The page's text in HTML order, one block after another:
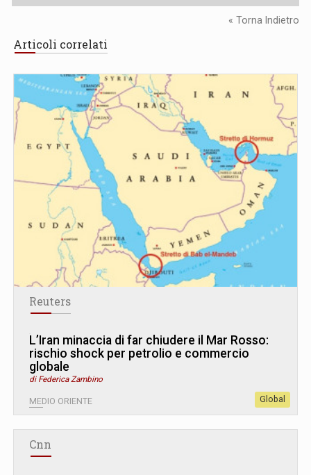
« Torna Indietro
Articoli correlati
Reuters
L’Iran minaccia di far chiudere il Mar Rosso:
rischio shock per petrolio e commercio
globale
di Federica Zambino
MEDIO ORIENTE Global
Cnn